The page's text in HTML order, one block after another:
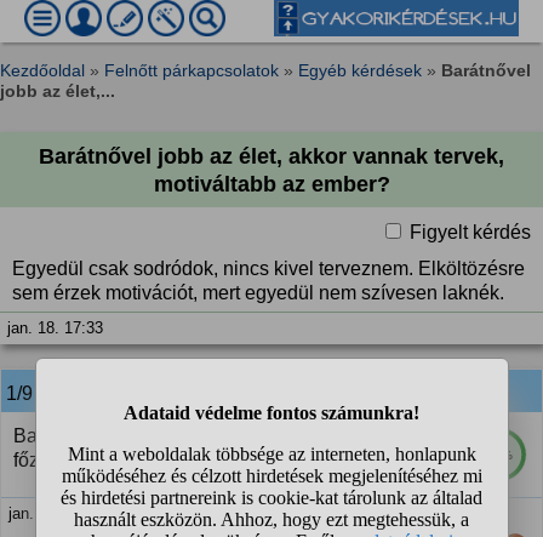
Kezdőoldal » Felnőtt párkapcsolatok » Egyéb kérdések » Barátnővel
jobb az élet,...
Barátnővel jobb az élet, akkor vannak tervek,
motiváltabb az ember?
Figyelt kérdés
Egyedül csak sodródok, nincs kivel terveznem. Elköltözésre
sem érzek motivációt, mert egyedül nem szívesen laknék.
jan. 18. 17:33
1/9
84%
Barátnővel sok dolog jobb. Például az egyszerű
főzés is, mert van kinek kedveskedni.
jan. 18. 17:35